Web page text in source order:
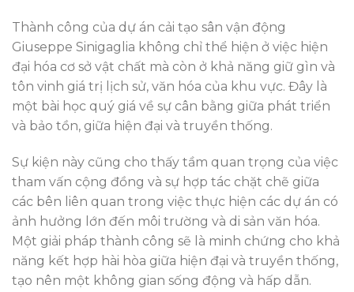
Thành công của dự án cải tạo sân vận động
Giuseppe Sinigaglia không chỉ thể hiện ở việc hiện
đại hóa cơ sở vật chất mà còn ở khả năng giữ gìn và
tôn vinh giá trị lịch sử, văn hóa của khu vực. Đây là
một bài học quý giá về sự cân bằng giữa phát triển
và bảo tồn, giữa hiện đại và truyền thống.
Sự kiện này cũng cho thấy tầm quan trọng của việc
tham vấn cộng đồng và sự hợp tác chặt chẽ giữa
các bên liên quan trong việc thực hiện các dự án có
ảnh hưởng lớn đến môi trường và di sản văn hóa.
Một giải pháp thành công sẽ là minh chứng cho khả
năng kết hợp hài hòa giữa hiện đại và truyền thống,
tạo nên một không gian sống động và hấp dẫn.